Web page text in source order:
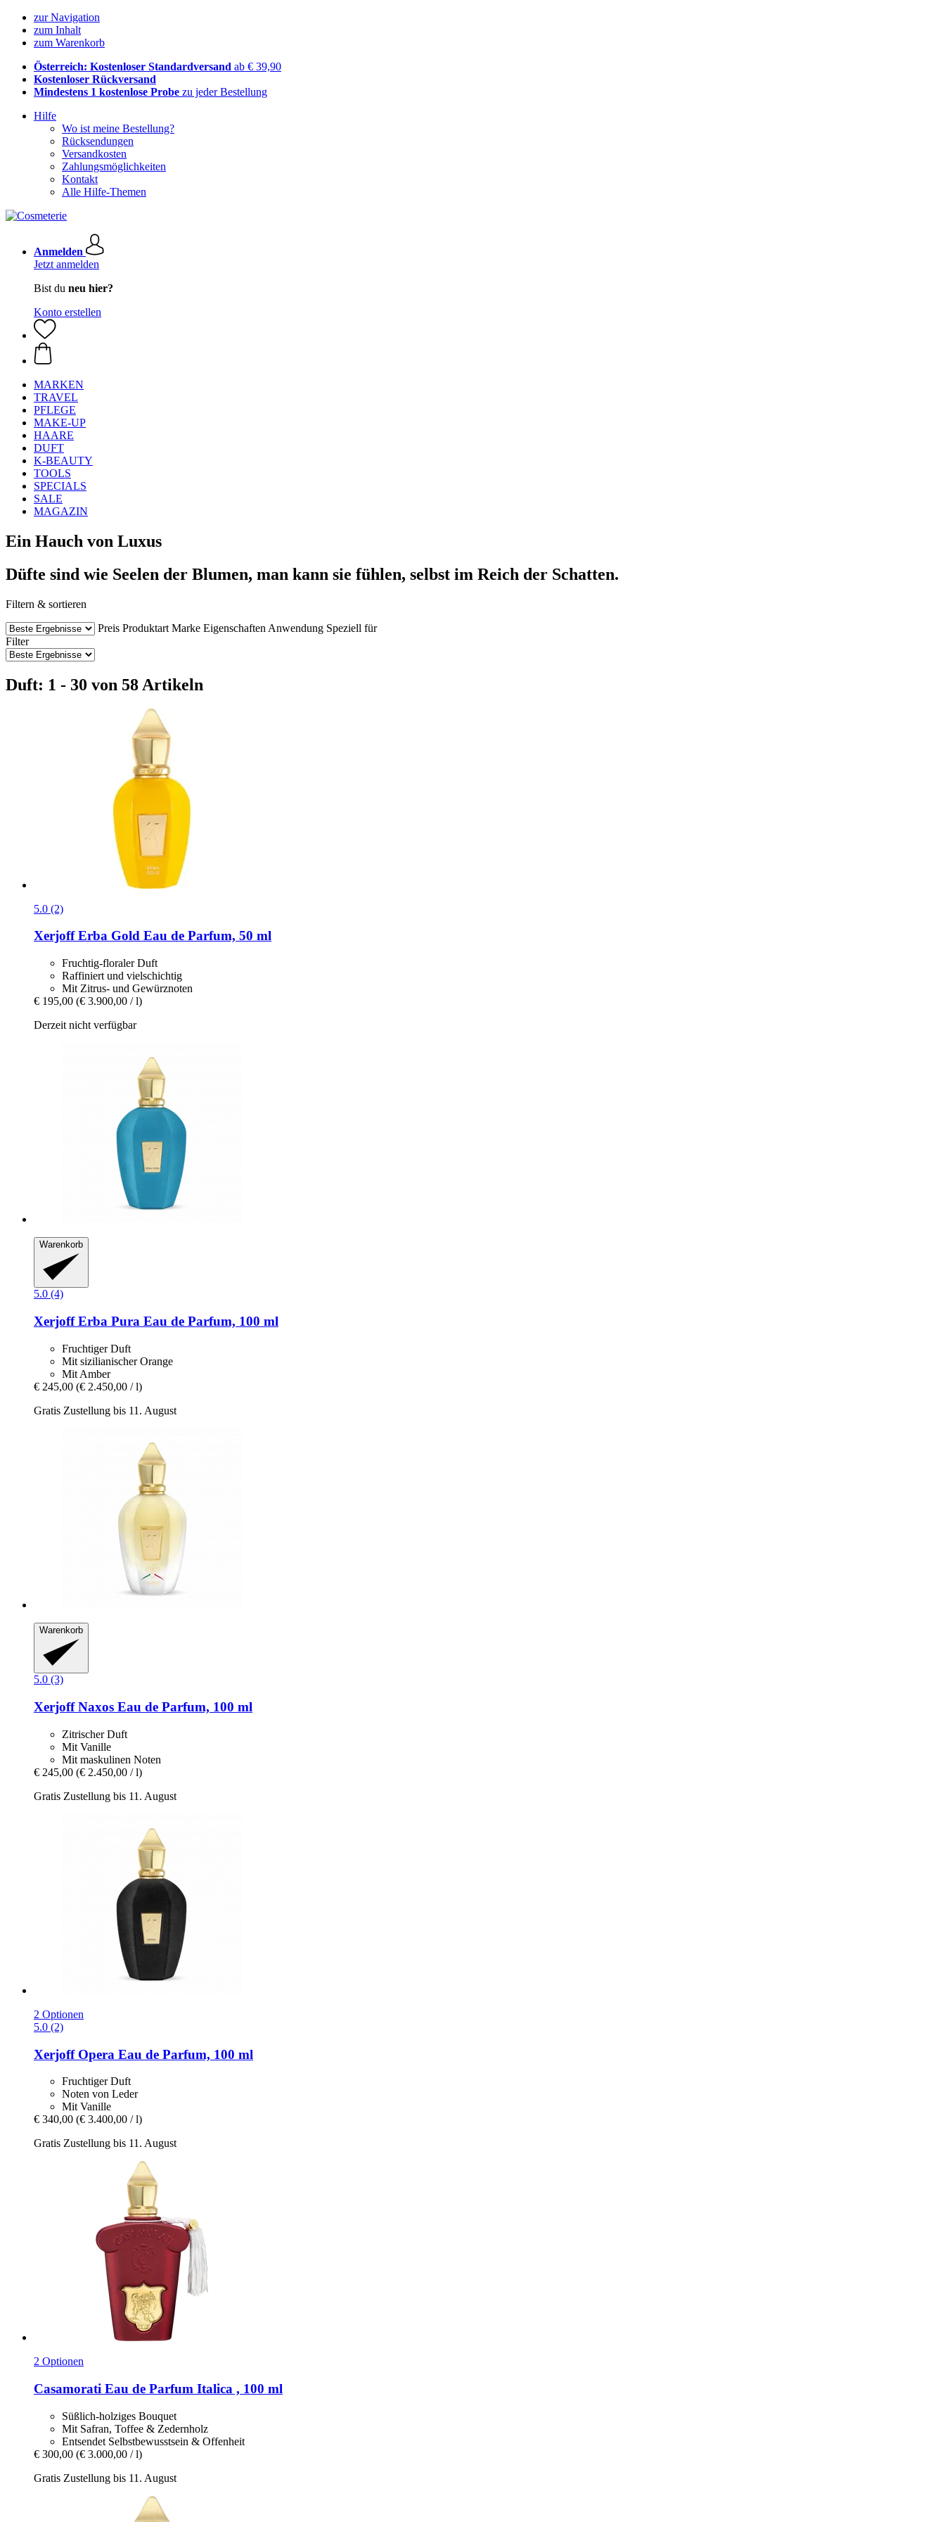
zur Navigation
zum Inhalt
zum Warenkorb
Österreich: Kostenloser Standardversand ab € 39,90
Kostenloser Rückversand
Mindestens 1 kostenlose Probe zu jeder Bestellung
Hilfe
Wo ist meine Bestellung?
Rücksendungen
Versandkosten
Zahlungsmöglichkeiten
Kontakt
Alle Hilfe-Themen
Anmelden
Jetzt anmelden
Bist du neu hier?
Konto erstellen
MARKEN
TRAVEL
PFLEGE
MAKE-UP
HAARE
DUFT
K-BEAUTY
TOOLS
SPECIALS
SALE
MAGAZIN
Ein Hauch von Luxus
Düfte sind wie Seelen der Blumen, man kann sie fühlen, selbst im Reich der Schatten.
Filtern & sortieren
Preis Produktart Marke Eigenschaften Anwendung Speziell für
Filter
Duft: 1 - 30 von 58 Artikeln
5.0 (2)
XerjoffErba Gold Eau de Parfum, 50 ml
Fruchtig-floraler Duft
Raffiniert und vielschichtig
Mit Zitrus- und Gewürznoten
€ 195,00 (€ 3.900,00 / l)
Derzeit nicht verfügbar
Warenkorb
5.0 (4)
XerjoffErba Pura Eau de Parfum, 100 ml
Fruchtiger Duft
Mit sizilianischer Orange
Mit Amber
€ 245,00 (€ 2.450,00 / l)
Gratis Zustellung bis 11. August
Warenkorb
5.0 (3)
XerjoffNaxos Eau de Parfum, 100 ml
Zitrischer Duft
Mit Vanille
Mit maskulinen Noten
€ 245,00 (€ 2.450,00 / l)
Gratis Zustellung bis 11. August
2 Optionen
5.0 (2)
XerjoffOpera Eau de Parfum, 100 ml
Fruchtiger Duft
Noten von Leder
Mit Vanille
€ 340,00 (€ 3.400,00 / l)
Gratis Zustellung bis 11. August
2 Optionen
Casamorati Eau de Parfum Italica , 100 ml
Süßlich-holziges Bouquet
Mit Safran, Toffee & Zedernholz
Entsendet Selbstbewusstsein & Offenheit
€ 300,00 (€ 3.000,00 / l)
Gratis Zustellung bis 11. August